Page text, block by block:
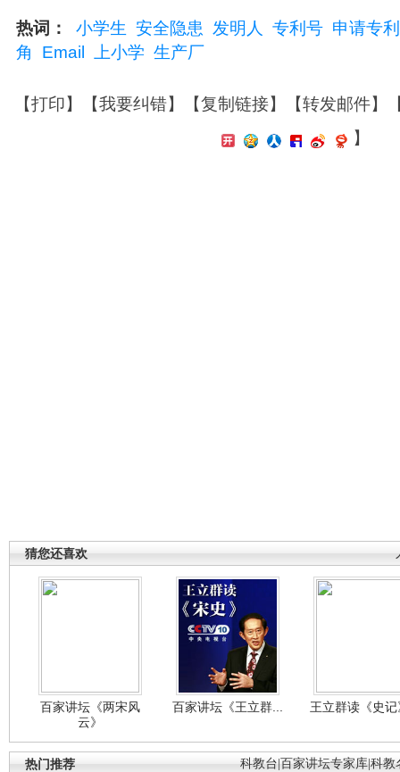
热词： 小学生 安全隐患 发明人 专利号 申请专利
角
Email 上小学 生产厂
【打印】【我要纠错】【复制链接】【转发邮件】
】
猜您还喜欢
百家讲坛《两宋风
云》
百家讲坛《王立群... 王立群读《史
科教台 百家讲坛专家库 科教
热门推荐